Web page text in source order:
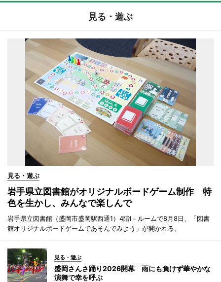
見る・遊ぶ
見る・遊ぶ
岩手県立図書館がオリジナルボードゲーム制作 特
色を生かし、みんなで楽しんで
岩手県立図書館（盛岡市盛岡駅西通1）4階I－ルームで8月8日、「図書
館オリジナルボードゲームであそんでみよう」が開かれる。
見る・遊ぶ
盛岡さんさ踊り2026開幕 雨にも負けず華やかな
演舞で幸を呼ぶ